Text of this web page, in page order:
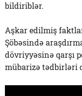
bildiriblər.
Aşkar edilmiş
Şöbəsində
dövriyyəsinə qarşı
mübarizə tədbirləri